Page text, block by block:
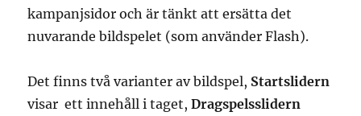
kampanjsidor och är tänkt att ersätta det
nuvarande bildspelet (som använder Flash).
Det finns två varianter av bildspel, Startslidern
visar ett innehåll i taget,Dragspelsslidern